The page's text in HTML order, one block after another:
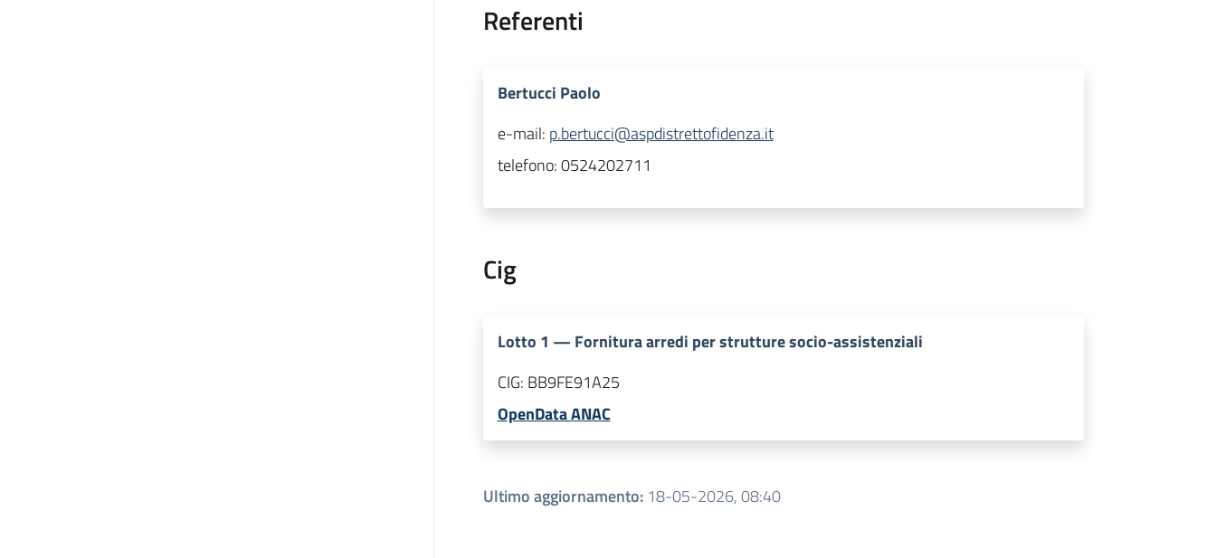
Referenti
Bertucci Paolo
e-mail: p.bertucci@aspdistrettofidenza.it
telefono:0524202711
Cig
Lotto 1 — Fornitura arredi per strutture socio-assistenziali
CIG: BB9FE91A25
OpenData ANAC
Ultimo aggiornamento: 18-05-2026, 08:40